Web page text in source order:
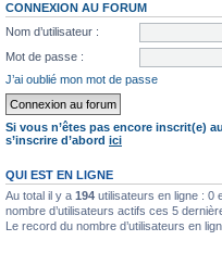
CONNEXION AU FORUM
Nom d’utilisateur :
Mot de passe :
J’ai oublié mon mot de passe
Si vous n’êtes pas encore inscrit(e)
s’inscrire d’abord ici
QUI EST EN LIGNE
Au total il y a 194 utilisateurs en ligne : 0
nombre d’utilisateurs actifs ces 5
Le record du nombre d’utilisateurs en